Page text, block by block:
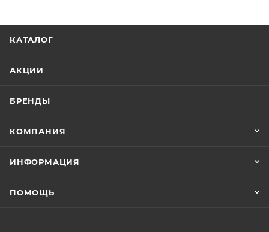
приходит письмо только для подтверждения, что
счете после проверки товара на наличие на складе.
оплата выставленного счета.
КАТАЛОГ
АКЦИИ
БРЕНДЫ
КОМПАНИЯ
ИНФОРМАЦИЯ
ПОМОЩЬ